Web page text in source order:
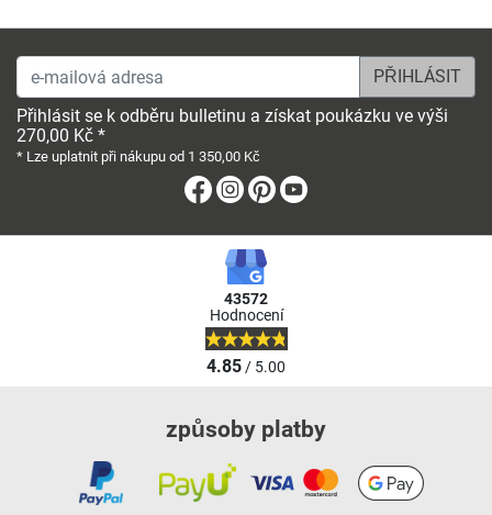
e-mailová adresa
Přihlásit se k odběru bulletinu a získat poukázku ve výši
270,00 Kč *
* Lze uplatnit při nákupu od 1 350,00 Kč
Facebook
Instagram
Pinterest
43572
Hodnocení
4.85/ 5.00
způsoby platby